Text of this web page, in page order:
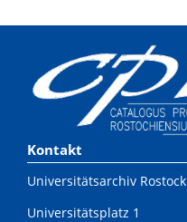
Kontakt
Universitätsarchiv Rostock
Universitätsplatz 1